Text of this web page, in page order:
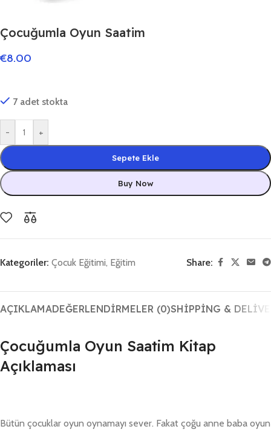
Çocuğumla Oyun Saatim
€8.00
7 adet stokta
- +
Sepete Ekle
Buy Now
Kategoriler: Çocuk Eğitimi, Eğitim Share:
AÇIKLAMADEĞERLENDIRMELER (0)SHIPPING &
Çocuğumla Oyun Saatim Kitap
Açıklaması
Bütün çocuklar oyun oynamayı sever. Fakat çoğu anne baba oyun